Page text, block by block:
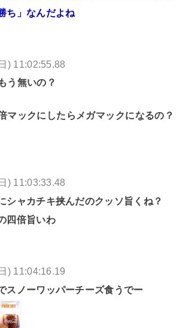
ち」なんだよね
) 11:02:55.88
う無いの？
マックにしたらメガマックになるの？
) 11:03:33.48
シャカチキ挟んだのクッソ旨くね？
四倍旨いわ
) 11:04:16.19
スノーワッパーチーズ食うでー